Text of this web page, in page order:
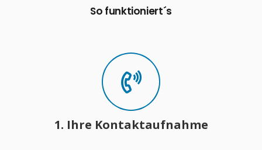
So funktioniert´s
1. Ihre Kontaktaufnahme